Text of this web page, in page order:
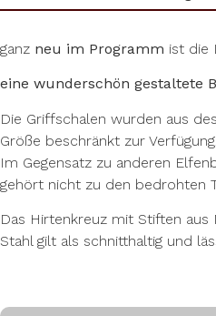
ganz neu im Programm ist die
eine wunderschön gestaltete
Die Griffschalen wurden aus
Größe beschränkt zur Verfügung.
Im Gegensatz zu anderen
gehört nicht zu den bedrohten
Das Hirtenkreuz mit Stiften
Stahl gilt als schnitthaltig und